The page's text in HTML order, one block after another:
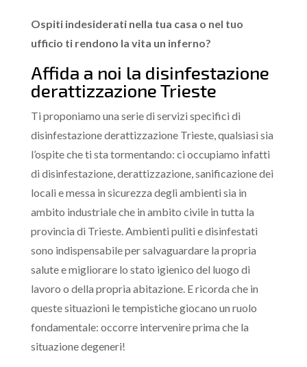
Ospiti indesiderati nella tua casa o nel tuo
ufficio ti rendono la vita un inferno?
Affida a noi la disinfestazione
derattizzazione Trieste
Ti proponiamo una serie di servizi specifici di
disinfestazione derattizzazione Trieste, qualsiasi sia
l’ospite che ti sta tormentando: ci occupiamo infatti
di disinfestazione, derattizzazione, sanificazione dei
locali e messa in sicurezza degli ambienti sia in
ambito industriale che in ambito civile in tutta la
provincia di Trieste. Ambienti puliti e disinfestati
sono indispensabile per salvaguardare la propria
salute e migliorare lo stato igienico del luogo di
lavoro o della propria abitazione. E ricorda che in
queste situazioni le tempistiche giocano un ruolo
fondamentale: occorre intervenire prima che la
situazione degeneri!